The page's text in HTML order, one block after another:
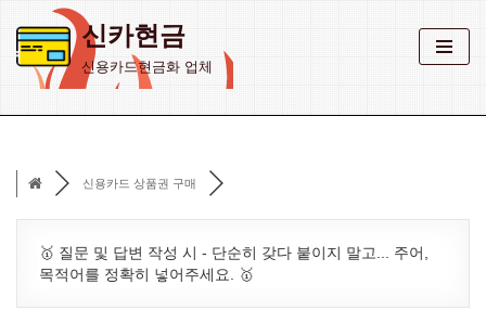
콘
너
신카현금
신용카드현금화 업체
신용카드 상품권 구매
🥇 질문 및 답변 작성 시 - 단순히 갖다 붙이지 말고... 주어,
목적어를 정확히 넣어주세요. 🥇